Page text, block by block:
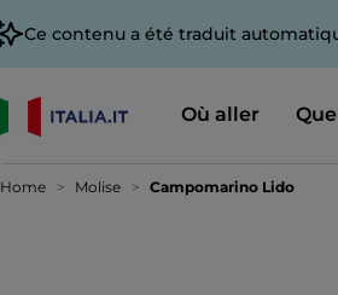
Ce contenu a été traduit
Où aller
Home Molise Campomarino Lido